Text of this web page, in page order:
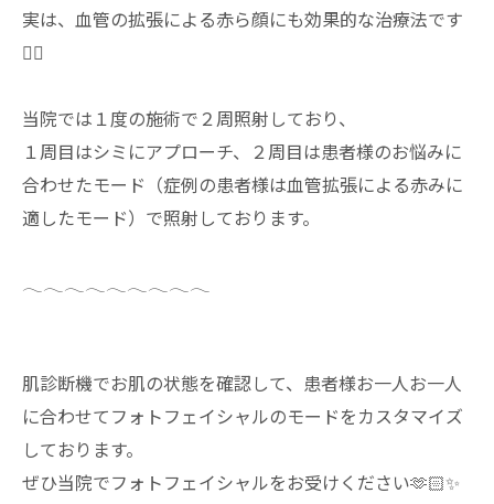
実は、血管の拡張による赤ら顔にも効果的な治療法です
✍🏻
当院では１度の施術で２周照射しており、
１周目はシミにアプローチ、２周目は患者様のお悩みに
合わせたモード（症例の患者様は血管拡張による赤みに
適したモード）で照射しております。
𓂃𓂃𓂃𓂃𓂃𓂃𓂃𓂃𓂃
肌診断機でお肌の状態を確認して、患者様お一人お一人
に合わせてフォトフェイシャルのモードをカスタマイズ
しております。
ぜひ当院でフォトフェイシャルをお受けください🫶🏻✨